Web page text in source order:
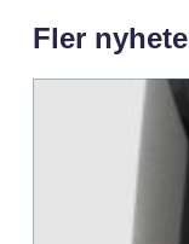
Fler